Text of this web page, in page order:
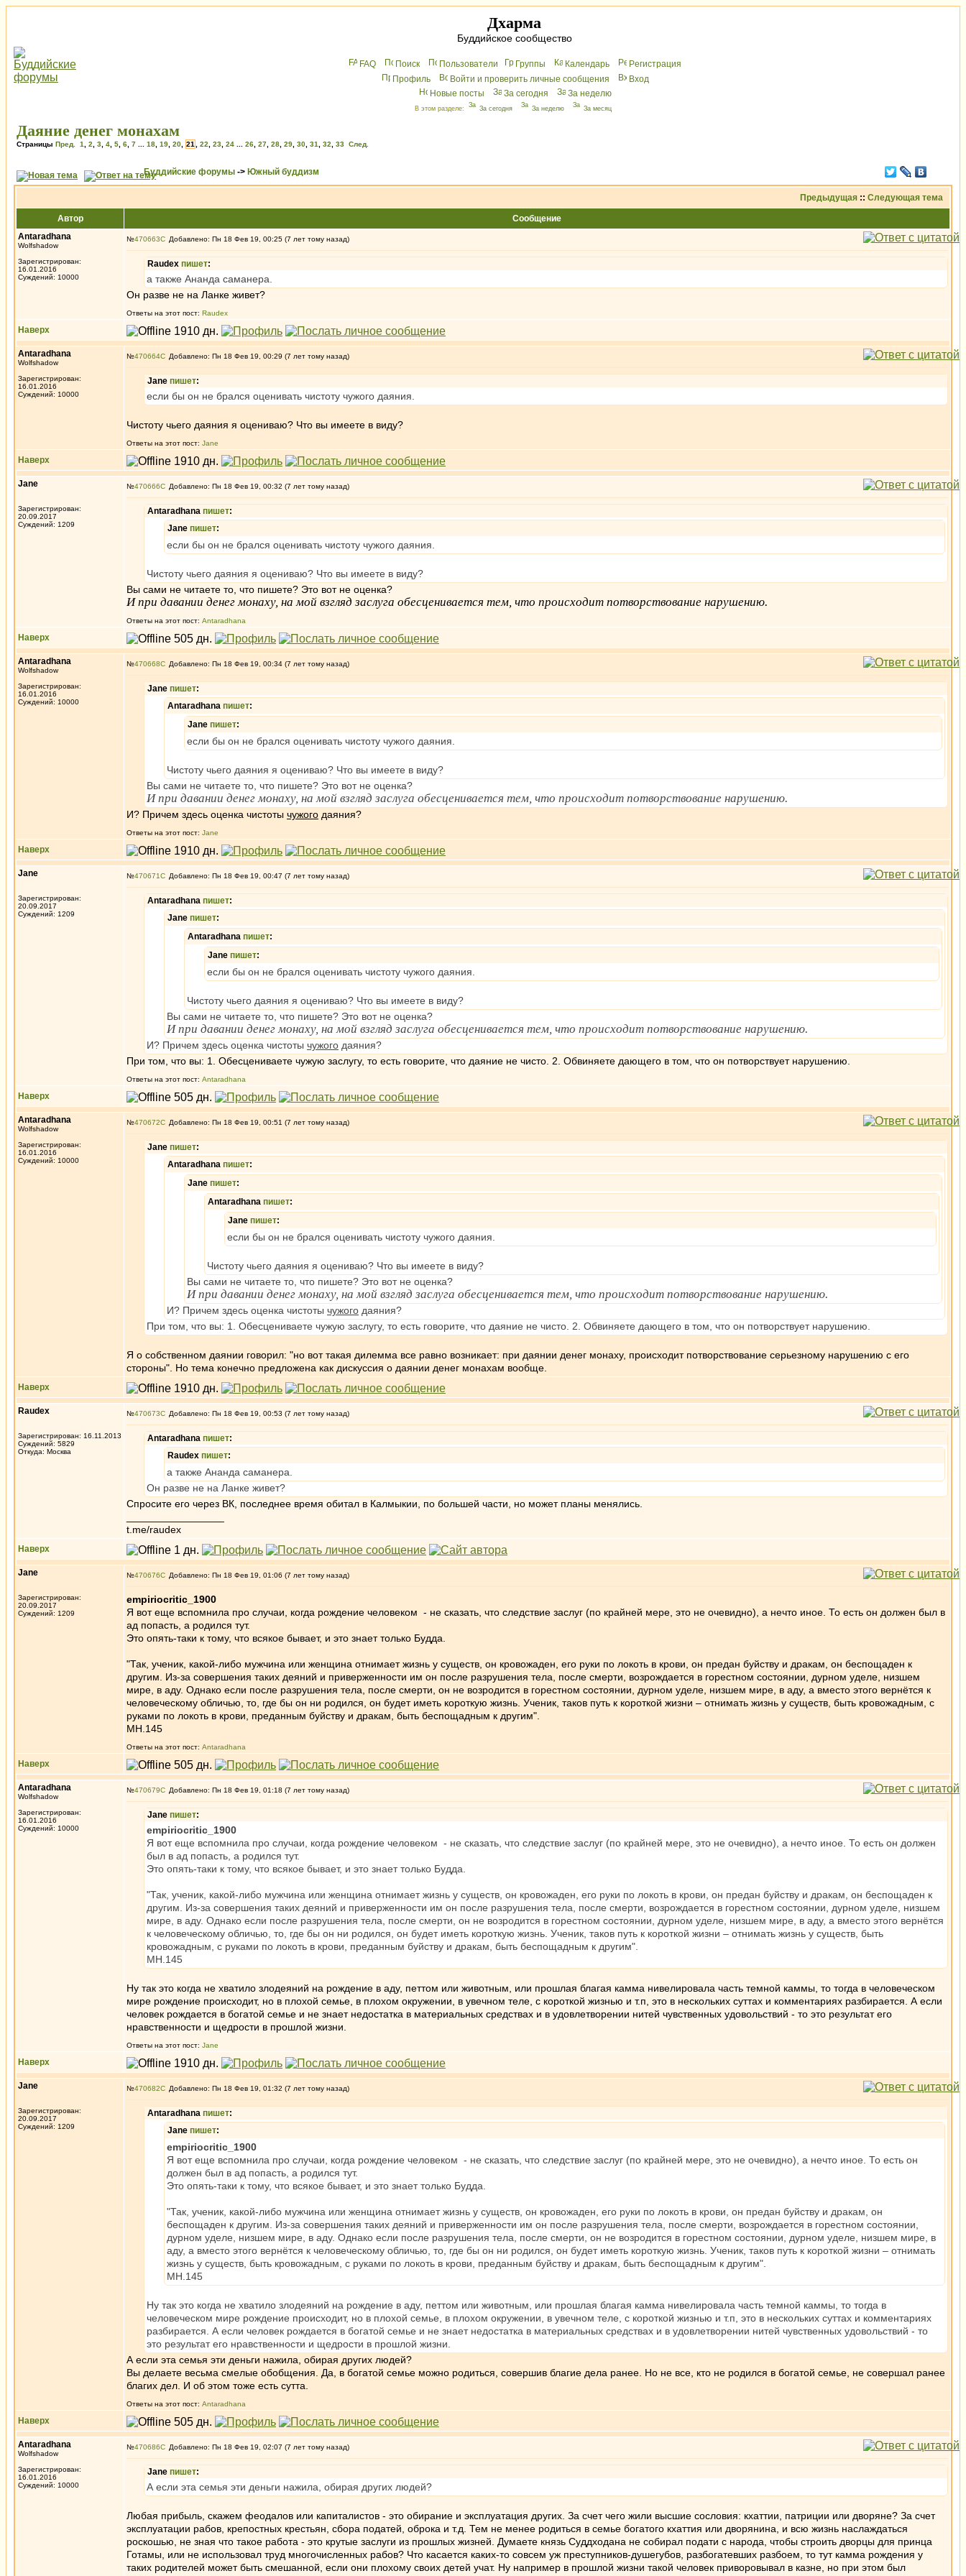
Дхарма
Буддийское сообщество
FAQ Поиск Пользователи Группы Календарь
Peгиcтрaция
Профиль
Войти и проверить личные сообщения
Вхoд
Новые посты
За сегодня За неделю
В этом разделе: За сегодня За неделю За месяц
Даяние денег монахам
Страницы Пред. 1 2 3 4 5 6 7 18 19 20 21 22 23 24 26 27 28 29 30 31 32 33 След.
Буддийские форумы -> Южный буддизм
Предыдущая :: Следующая тема
Автор
Сообщение
Antaradhana
Wolfshadow
Зарегистрирован:
16.01.2016
Суждений: 10000
№470663 Добавлено: Пн 18 Фев 19, 00:25 (7 лет тому назад)
Raudex пишет:
а также Ананда саманера.
Он разве не на Ланке живет?
Ответы на этот пост: Raudex
Наверх
Antaradhana
Wolfshadow
Зарегистрирован:
16.01.2016
Суждений: 10000
№470664 Добавлено: Пн 18 Фев 19, 00:29 (7 лет тому назад)
Jane пишет:
если бы он не брался оценивать чистоту чужого даяния.
Чистоту чьего даяния я оцениваю? Что вы имеете в виду?
Ответы на этот пост: Jane
Наверх
Jane
Зарегистрирован:
20.09.2017
Суждений: 1209
№470666 Добавлено: Пн 18 Фев 19, 00:32 (7 лет тому назад)
Antaradhana пишет:
Jane пишет:
если бы он не брался оценивать чистоту чужого даяния.
Чистоту чьего даяния я оцениваю? Что вы имеете в виду?
Вы сами не читаете то, что пишете? Это вот не оценка?
И при давании денег монаху, на мой взгляд заслуга обесценивается тем, что происходит потворствование нарушению.
Ответы на этот пост: Antaradhana
Наверх
Antaradhana
Wolfshadow
Зарегистрирован:
16.01.2016
Суждений: 10000
№470668 Добавлено: Пн 18 Фев 19, 00:34 (7 лет тому назад)
Jane пишет:
Antaradhana пишет:
Jane пишет:
если бы он не брался оценивать чистоту чужого даяния.
Чистоту чьего даяния я оцениваю? Что вы имеете в виду?
Вы сами не читаете то, что пишете? Это вот не оценка?
И при давании денег монаху, на мой взгляд заслуга обесценивается тем, что происходит потворствование нарушению.
И? Причем здесь оценка чистоты чужого даяния?
Ответы на этот пост: Jane
Наверх
Jane
Зарегистрирован:
20.09.2017
Суждений: 1209
№470671 Добавлено: Пн 18 Фев 19, 00:47 (7 лет тому назад)
Antaradhana пишет:
Jane пишет:
Antaradhana пишет:
Jane пишет:
если бы он не брался оценивать чистоту чужого даяния.
Чистоту чьего даяния я оцениваю? Что вы имеете в виду?
Вы сами не читаете то, что пишете? Это вот не оценка?
И при давании денег монаху, на мой взгляд заслуга обесценивается тем, что происходит потворствование нарушению.
И? Причем здесь оценка чистоты чужого даяния?
При том, что вы: 1. Обесцениваете чужую заслугу, то есть говорите, что даяние не чисто. 2. Обвиняете дающего в том, что он потворствует нарушению.
Ответы на этот пост: Antaradhana
Наверх
Antaradhana
Wolfshadow
Зарегистрирован:
16.01.2016
Суждений: 10000
№470672 Добавлено: Пн 18 Фев 19, 00:51 (7 лет тому назад)
Jane пишет:
Antaradhana пишет:
Jane пишет:
Antaradhana пишет:
Jane пишет:
если бы он не брался оценивать чистоту чужого даяния.
Чистоту чьего даяния я оцениваю? Что вы имеете в виду?
Вы сами не читаете то, что пишете? Это вот не оценка?
И при давании денег монаху, на мой взгляд заслуга обесценивается тем, что происходит потворствование нарушению.
И? Причем здесь оценка чистоты чужого даяния?
При том, что вы: 1. Обесцениваете чужую заслугу, то есть говорите, что даяние не чисто. 2. Обвиняете дающего в том, что он потворствует нарушению.
Я о собственном даянии говорил: "но вот такая дилемма все равно возникает: при даянии денег монаху, происходит потворствование серьезному нарушению с его
стороны". Но тема конечно предложена как дискуссия о даянии денег монахам вообще.
Наверх
Raudex
Зарегистрирован: 16.11.2013
Суждений: 5829
Откуда: Москва
№470673 Добавлено: Пн 18 Фев 19, 00:53 (7 лет тому назад)
Antaradhana пишет:
Raudex пишет:
а также Ананда саманера.
Он разве не на Ланке живет?
Спросите его через ВК, последнее время обитал в Калмыкии, по большей части, но может планы менялись.
t.me/raudex
Наверх
Jane
Зарегистрирован:
20.09.2017
Суждений: 1209
№470676 Добавлено: Пн 18 Фев 19, 01:06 (7 лет тому назад)
empiriocritic_1900
Я вот еще вспомнила про случаи, когда рождение человеком - не сказать, что следствие заслуг (по крайней мере, это не очевидно), а нечто иное. То есть он должен был в
ад попасть, а родился тут.
Это опять-таки к тому, что всякое бывает, и это знает только Будда.
"Так, ученик, какой-либо мужчина или женщина отнимает жизнь у существ, он кровожаден, его руки по локоть в крови, он предан буйству и дракам, он беспощаден к
другим. Из-за совершения таких деяний и приверженности им он после разрушения тела, после смерти, возрождается в горестном состоянии, дурном уделе, низшем
мире, в аду. Однако если после разрушения тела, после смерти, он не возродится в горестном состоянии, дурном уделе, низшем мире, в аду, а вместо этого вернётся к
человеческому обличью, то, где бы он ни родился, он будет иметь короткую жизнь. Ученик, таков путь к короткой жизни – отнимать жизнь у существ, быть кровожадным, с
руками по локоть в крови, преданным буйству и дракам, быть беспощадным к другим".
МН.145
Ответы на этот пост: Antaradhana
Наверх
Antaradhana
Wolfshadow
Зарегистрирован:
16.01.2016
Суждений: 10000
№470679 Добавлено: Пн 18 Фев 19, 01:18 (7 лет тому назад)
Jane пишет:
empiriocritic_1900
Я вот еще вспомнила про случаи, когда рождение человеком - не сказать, что следствие заслуг (по крайней мере, это не очевидно), а нечто иное. То есть он должен
был в ад попасть, а родился тут.
Это опять-таки к тому, что всякое бывает, и это знает только Будда.
"Так, ученик, какой-либо мужчина или женщина отнимает жизнь у существ, он кровожаден, его руки по локоть в крови, он предан буйству и дракам, он беспощаден к
другим. Из-за совершения таких деяний и приверженности им он после разрушения тела, после смерти, возрождается в горестном состоянии, дурном уделе, низшем
мире, в аду. Однако если после разрушения тела, после смерти, он не возродится в горестном состоянии, дурном уделе, низшем мире, в аду, а вместо этого вернётся
к человеческому обличью, то, где бы он ни родился, он будет иметь короткую жизнь. Ученик, таков путь к короткой жизни – отнимать жизнь у существ, быть
кровожадным, с руками по локоть в крови, преданным буйству и дракам, быть беспощадным к другим".
МН.145
Ну так это когда не хватило злодеяний на рождение в аду, петтом или животным, или прошлая благая камма нивелировала часть темной каммы, то тогда в человеческом
мире рождение происходит, но в плохой семье, в плохом окружении, в увечном теле, с короткой жизнью и т.п, это в нескольких суттах и комментариях разбирается. А если
человек рождается в богатой семье и не знает недостатка в материальных средствах и в удовлетворении нитей чувственных удовольствий - то это результат его
нравственности и щедрости в прошлой жизни.
Ответы на этот пост: Jane
Наверх
Jane
Зарегистрирован:
20.09.2017
Суждений: 1209
№470682 Добавлено: Пн 18 Фев 19, 01:32 (7 лет тому назад)
Antaradhana пишет:
Jane пишет:
empiriocritic_1900
Я вот еще вспомнила про случаи, когда рождение человеком - не сказать, что следствие заслуг (по крайней мере, это не очевидно), а нечто иное. То есть он
должен был в ад попасть, а родился тут.
Это опять-таки к тому, что всякое бывает, и это знает только Будда.
"Так, ученик, какой-либо мужчина или женщина отнимает жизнь у существ, он кровожаден, его руки по локоть в крови, он предан буйству и дракам, он
беспощаден к другим. Из-за совершения таких деяний и приверженности им он после разрушения тела, после смерти, возрождается в горестном состоянии,
дурном уделе, низшем мире, в аду. Однако если после разрушения тела, после смерти, он не возродится в горестном состоянии, дурном уделе, низшем мире, в
аду, а вместо этого вернётся к человеческому обличью, то, где бы он ни родился, он будет иметь короткую жизнь. Ученик, таков путь к короткой жизни – отнимать
жизнь у существ, быть кровожадным, с руками по локоть в крови, преданным буйству и дракам, быть беспощадным к другим".
МН.145
Ну так это когда не хватило злодеяний на рождение в аду, петтом или животным, или прошлая благая камма нивелировала часть темной каммы, то тогда в
человеческом мире рождение происходит, но в плохой семье, в плохом окружении, в увечном теле, с короткой жизнью и т.п, это в нескольких суттах и комментариях
разбирается. А если человек рождается в богатой семье и не знает недостатка в материальных средствах и в удовлетворении нитей чувственных удовольствий - то
это результат его нравственности и щедрости в прошлой жизни.
А если эта семья эти деньги нажила, обирая других людей?
Вы делаете весьма смелые обобщения. Да, в богатой семье можно родиться, совершив благие дела ранее. Но не все, кто не родился в богатой семье, не совершал ранее
благих дел. И об этом тоже есть сутта.
Ответы на этот пост: Antaradhana
Наверх
Antaradhana
Wolfshadow
Зарегистрирован:
16.01.2016
Суждений: 10000
№470686 Добавлено: Пн 18 Фев 19, 02:07 (7 лет тому назад)
Jane пишет:
А если эта семья эти деньги нажила, обирая других людей?
Любая прибыль, скажем феодалов или капиталистов - это обирание и эксплуатация других. За счет чего жили высшие сословия: кхаттии, патриции или дворяне? За счет
эксплуатации рабов, крепостных крестьян, сбора податей, оброка и т.д. Тем не менее родиться в семье богатого кхаттия или дворянина, и всю жизнь наслаждаться
роскошью, не зная что такое работа - это крутые заслуги из прошлых жизней. Думаете князь Суддходана не собирал подати с народа, чтобы строить дворцы для принца
Готамы, или не использовал труд многочисленных рабов? Что касается каких-то совсем уж преступников-душегубов, разбогатевших разбоем, то тут камма рождения у
таких родителей может быть смешанной, если они плохому своих детей учат. Ну например в прошлой жизни такой человек приворовывал в казне, но при этом был